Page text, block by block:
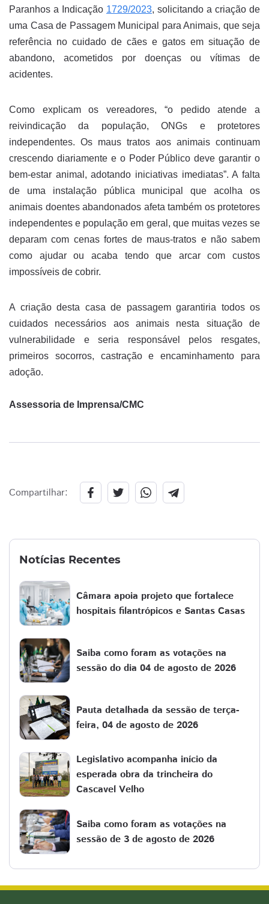
Paranhos a Indicação 1729/2023, solicitando a criação de
uma Casa de Passagem Municipal para Animais, que seja
referência no cuidado de cães e gatos em situação de
abandono, acometidos por doenças ou vítimas de
acidentes.
Como explicam os vereadores, “o pedido atende a
reivindicação da população, ONGs e protetores
independentes. Os maus tratos aos animais continuam
crescendo diariamente e o Poder Público deve garantir o
bem-estar animal, adotando iniciativas imediatas”. A falta
de uma instalação pública municipal que acolha os
animais doentes abandonados afeta também os protetores
independentes e população em geral, que muitas vezes se
deparam com cenas fortes de maus-tratos e não sabem
como ajudar ou acaba tendo que arcar com custos
impossíveis de cobrir.
A criação desta casa de passagem garantiria todos os
cuidados necessários aos animais nesta situação de
vulnerabilidade e seria responsável pelos resgates,
primeiros socorros, castração e encaminhamento para
adoção.
Assessoria de Imprensa/CMC
Compartilhar:
Notícias Recentes
Câmara apoia projeto que fortalece
hospitais filantrópicos e Santas Casas
Saiba como foram as votações na
sessão do dia 04 de agosto de 2026
Pauta detalhada da sessão de terça-
feira, 04 de agosto de 2026
Legislativo acompanha início da
esperada obra da trincheira do
Cascavel Velho
Saiba como foram as votações na
sessão de 3 de agosto de 2026